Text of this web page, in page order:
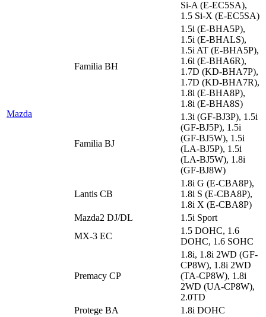
Mazda
Si-A (E-EC5SA),
1.5 Si-X (E-EC5SA)
Familia BH
1.5i (E-BHA5P),
1.5i (E-BHALS),
1.5i AT (E-BHA5P),
1.6i (E-BHA6R),
1.7D (KD-BHA7P),
1.7D (KD-BHA7R),
1.8i (E-BHA8P),
1.8i (E-BHA8S)
Familia BJ
1.3i (GF-BJ3P), 1.5i
(GF-BJ5P), 1.5i
(GF-BJ5W), 1.5i
(LA-BJ5P), 1.5i
(LA-BJ5W), 1.8i
(GF-BJ8W)
Lantis CB
1.8i G (E-CBA8P),
1.8i S (E-CBA8P),
1.8i X (E-CBA8P)
Mazda2 DJ/DL
1.5i Sport
MX-3 EC
1.5 DOHC, 1.6
DOHC, 1.6 SOHC
Premacy CP
1.8i, 1.8i 2WD (GF-
CP8W), 1.8i 2WD
(TA-CP8W), 1.8i
2WD (UA-CP8W),
2.0TD
Protege BA
1.8i DOHC